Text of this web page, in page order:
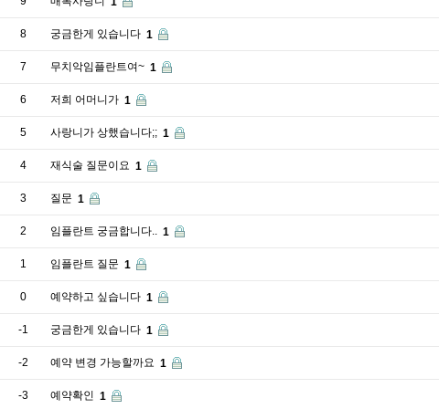
8 궁금한게 있습니다 1
7 무치악임플란트여~ 1
6 저희 어머니가 1
5 사랑니가 상했습니다;; 1
4 재식술 질문이요 1
3 질문 1
2 임플란트 궁금합니다.. 1
1 임플란트 질문 1
0 예약하고 싶습니다 1
-1 궁금한게 있습니다 1
-2 예약 변경 가능할까요 1
-3 예약확인 1